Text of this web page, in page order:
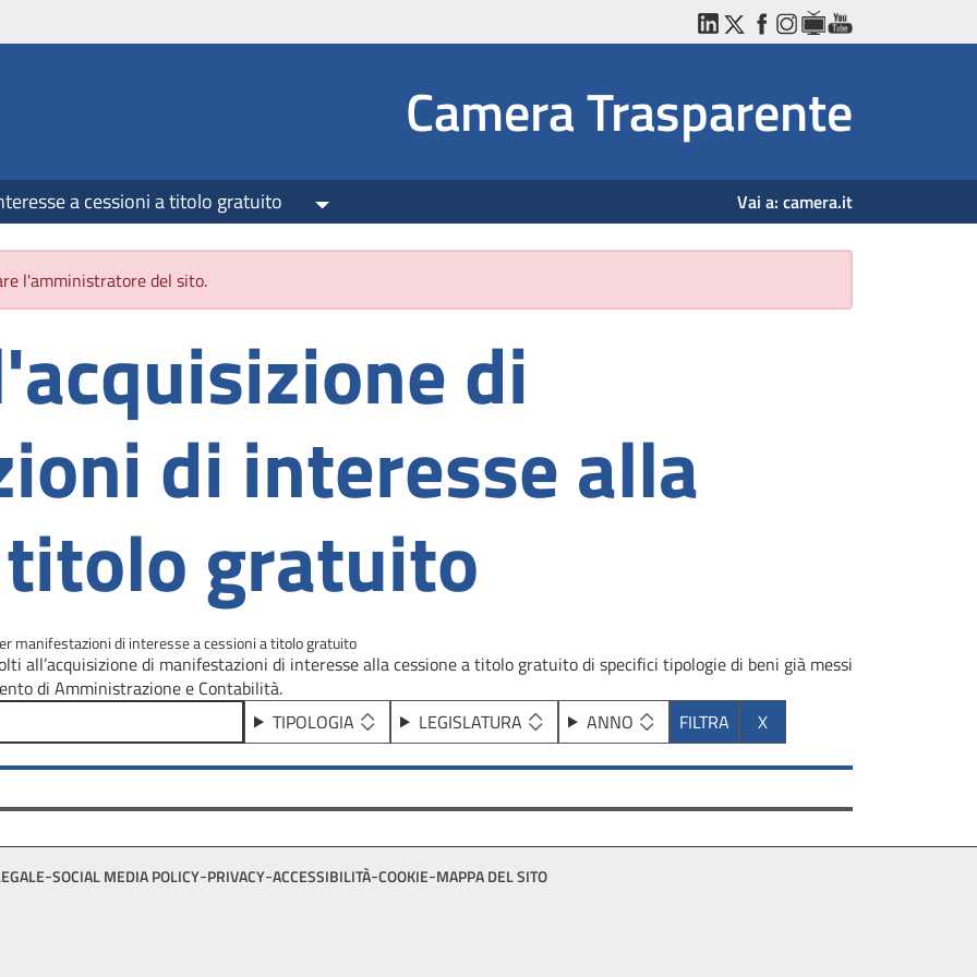
LinkedInTwitterFacebookInstagram
WebTVYouTube
Camera Trasparente
a cessioni a titolo gratuito Toggle Dropdown Vai a: camera.it
l'amministratore del sito.
di
di interesse alla
gratuito
manifestazioni di interesse a cessioni a titolo gratuito
all’acquisizione di manifestazioni di interesse alla cessione a titolo gratuito di specifici tipologie di beni già messi
di Amministrazione e Contabilità.
TIPOLOGIA
LEGISLATURA
ANNO
SOCIAL MEDIA POLICY PRIVACY ACCESSIBILITÀ COOKIE MAPPA DEL SITO